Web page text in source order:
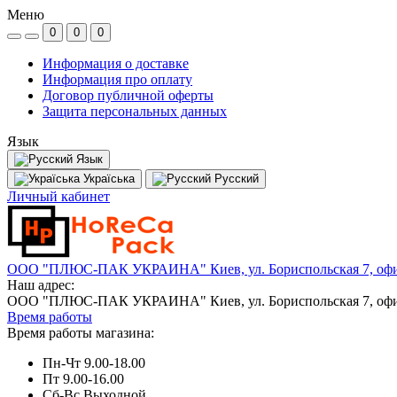
Меню
0 0 0
Информация о доставке
Информация про оплату
Договор публичной оферты
Защита персональных данных
Язык
Язык
Україська
Русский
Личный кабинет
ООО "ПЛЮС-ПАК УКРАИНА" Киев, ул. Бориспольская 7,
Наш адрес:
ООО "ПЛЮС-ПАК УКРАИНА" Киев, ул. Бориспольская 7,
Время работы
Время работы магазина:
Пн-Чт 9.00-18.00
Пт 9.00-16.00